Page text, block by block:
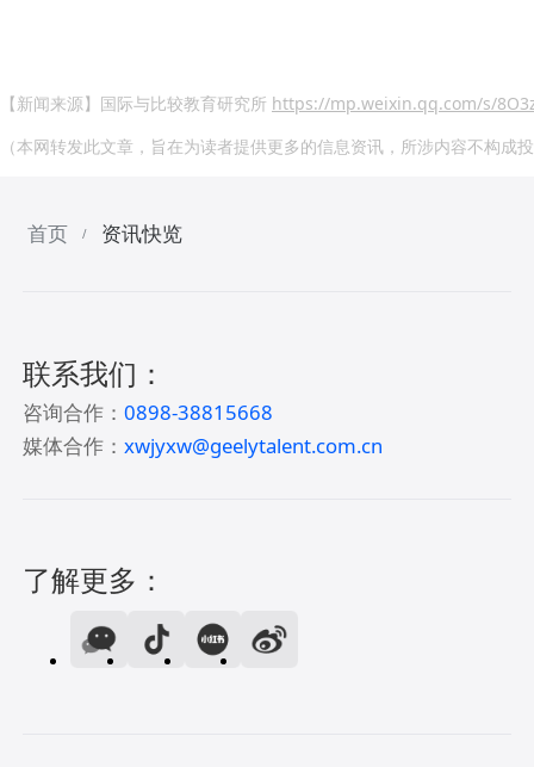
【新闻来源】国际与比较教育研究所 https://mp.weixin.qq.com/s/
（本网转发此文章，旨在为读者提供更多的信息资讯，所涉内容不构
首页 / 资讯快览
联系我们：
咨询合作：0898-38815668
媒体合作：xwjyxw@geelytalent.com.cn
了解更多：